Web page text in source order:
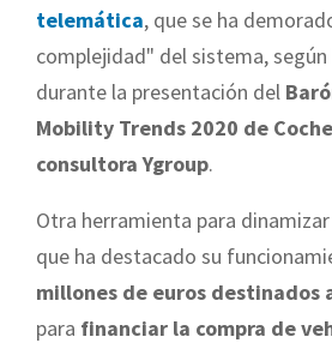
telemática, que se ha
complejidad" del sistema, según
durante la presentación del
Mobility Trends 2020 de
consultora Ygroup.
Otra herramienta para
que ha destacado su
millones de euros destinados
para financiar la compra de